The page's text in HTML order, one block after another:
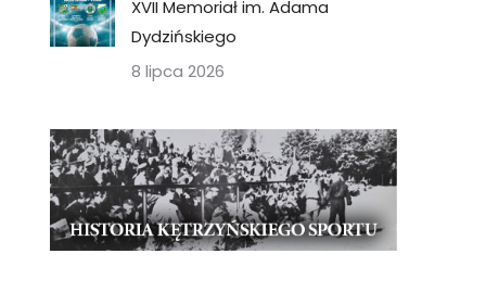
XVII Memoriał im. Adama
Dydzińskiego
8 lipca 2026